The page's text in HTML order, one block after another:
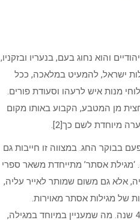
נכבד בחיים היהודיים והוא נחוג בעם, בנעריו ובזקניו,
ישראל, להמעיט במלאכה, ככל
מנות איש לרעהו וסעודת פורים.
מן המטבע, הקבוע באותו מקום
מיוחדת לשם כך[2].
בבוקר החג. במצווה זו חייבות גם
‘מגילת אסתר’ מתייחדת משאר ספרי
אלא גם משום שמותר לאייר עליה,
של מגילות אסתר מאוירות.
במינה החוגגת 400 שנה. מה שמעניין במיוחד במגילה,